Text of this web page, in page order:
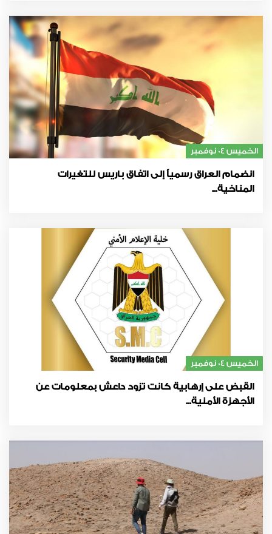
الخميس 04 نوفمبر
انضمام العراق رسمياً إلى اتفاق باريس للتغيرات
المناخية...
الخميس 04 نوفمبر
القبض على إرهابية كانت تزود داعش بمعلومات عن
الأجهزة الأمنية...